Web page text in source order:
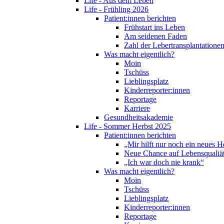
Life - Frühling 2026
Patient:innen berichten
Frühstart ins Leben
Am seidenen Faden
Zahl der
Was macht eigentlich?
Moin
Tschüss
Lieblingsplatz
Kinderreporter:innen
Reportage
Karriere
Gesundheitsakademie
Life - Sommer Herbst 2025
Patient:innen berichten
„Mir hilft nur noch ein neues
Neue Chance auf
„Ich war doch nie krank“
Was macht eigentlich?
Moin
Tschüss
Lieblingsplatz
Kinderreporter:innen
Reportage